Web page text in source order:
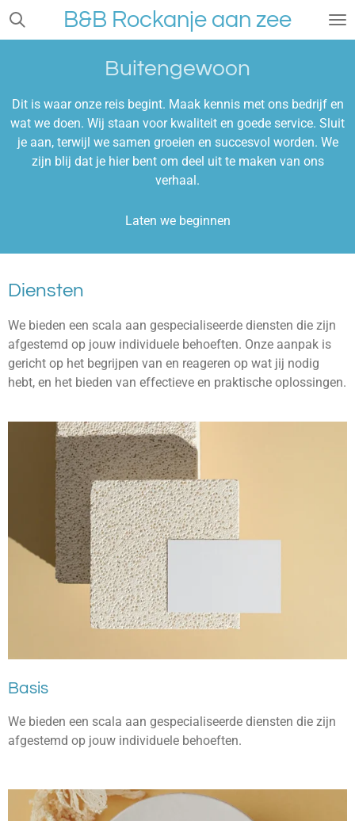
Ga
B&B Rockanje aan zee
Buitengewoon
Dit is waar onze reis begint. Maak kennis met ons bedrijf en
wat we doen. Wij staan voor kwaliteit en goede service. Sluit
je aan, terwijl we samen groeien en succesvol worden. We
zijn blij dat je hier bent om deel uit te maken van ons
verhaal.
Laten we beginnen
Diensten
We bieden een scala aan gespecialiseerde diensten die zijn
afgestemd op jouw individuele behoeften. Onze aanpak is
gericht op het begrijpen van en reageren op wat jij nodig
hebt, en het bieden van effectieve en praktische oplossingen.
Basis
We bieden een scala aan gespecialiseerde diensten die zijn
afgestemd op jouw individuele behoeften.